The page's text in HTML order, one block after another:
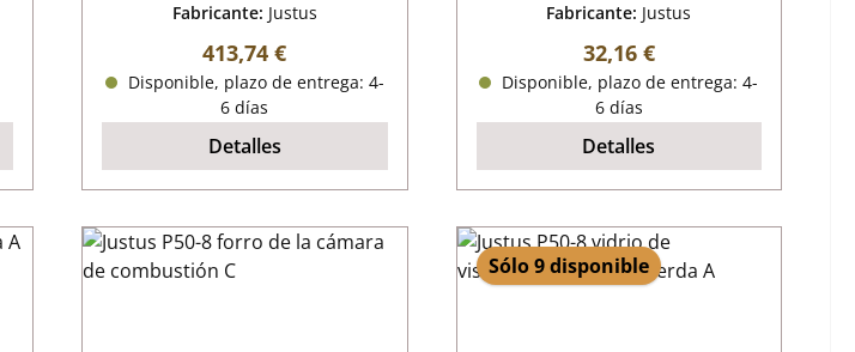
Fabricante: Justus
Precio normal:
413,74 €
Disponible, plazo de entrega: 4-
6 días
Detalles
Fabricante: Justus
Precio normal:
32,16 €
Disponible, plazo de entrega: 4-
6 días
Detalles
Sólo 9 disponible